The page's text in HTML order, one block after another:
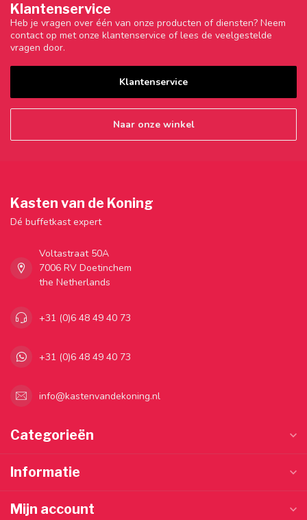
Klantenservice
Heb je vragen over één van onze producten of diensten? Neem
contact op met onze klantenservice of lees de veelgestelde
vragen door.
Klantenservice
Naar onze winkel
Kasten van de Koning
Dé buffetkast expert
Voltastraat 50A
7006 RV Doetinchem
the Netherlands
+31 (0)6 48 49 40 73
+31 (0)6 48 49 40 73
info@kastenvandekoning.nl
Categorieën
Informatie
Mijn account